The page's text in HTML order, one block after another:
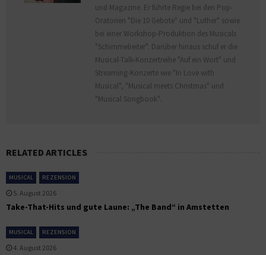
und Magazine. Er führte Regie bei den Pop-
Oratorien "Die 10 Gebote" und "Luther" sowie
bei einer Workshop-Produktion des Musicals
"Schimmelreiter". Darüber hinaus schuf er die
Musical-Talk-Konzertreihe "Auf ein Wort" und
Streaming-Konzerte wie "In Love with
Musical", "Musical meets Christmas" und
"Musical Songbook".
RELATED ARTICLES
MUSICAL REZENSION
5. August 2026
Take-That-Hits und gute Laune: „The Band“ in Amstetten
MUSICAL REZENSION
4. August 2026